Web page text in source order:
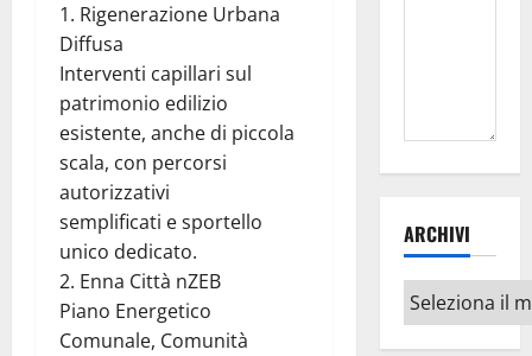
1. Rigenerazione Urbana
Diffusa
Interventi capillari sul
patrimonio edilizio
esistente, anche di piccola
scala, con percorsi
autorizzativi
semplificati e sportello
unico dedicato.
2. Enna Città nZEB
Piano Energetico
Comunale, Comunità
ARCHIVI
Archivi